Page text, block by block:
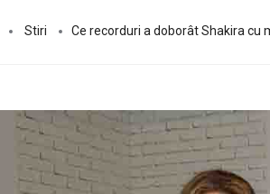
Stiri Ce recorduri a doborât Shakira cu